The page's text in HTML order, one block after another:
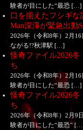
験者が目にした“最恐 […]
口を揃えたフシギ
Man深澤が緊急出動
2026年（令和8年）2月
ながる!?秋津駅 […]
怪奇ファイル2026
ち
2026年（令和8年）2月
験者が目にした“最恐 […]
怪奇ファイル2026
ち
2026年（令和8年）2月9
験者が目にした“最恐”